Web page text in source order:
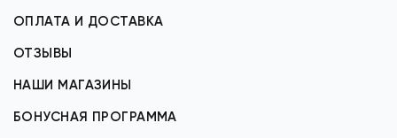
ОПЛАТА И ДОСТАВКА
ОТЗЫВЫ
НАШИ МАГАЗИНЫ
БОНУСНАЯ ПРОГРАММА